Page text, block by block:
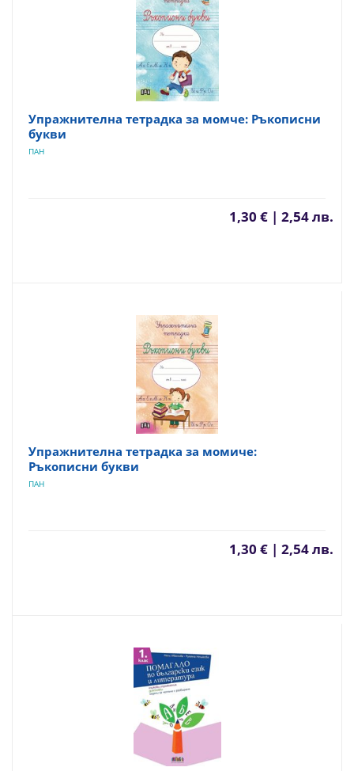
Упражнителна тетрадка за момче: Ръкописни
букви
ПАН
1,30 € | 2,54 лв.
Упражнителна тетрадка за момиче:
Ръкописни букви
ПАН
1,30 € | 2,54 лв.